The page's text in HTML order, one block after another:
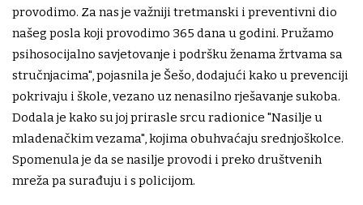
provodimo. Za nas je važniji tretmanski i preventivni dio
našeg posla koji provodimo 365 dana u godini. Pružamo
psihosocijalno savjetovanje i podršku ženama žrtvama sa
stručnjacima", pojasnila je Šešo, dodajući kako u prevenciji
pokrivaju i škole, vezano uz nenasilno rješavanje sukoba.
Dodala je kako su joj prirasle srcu radionice "Nasilje u
mladenačkim vezama", kojima obuhvaćaju srednjoškolce.
Spomenula je da se nasilje provodi i preko društvenih
mreža pa surađuju i s policijom.